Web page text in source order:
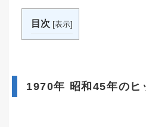
目次 [表示]
1970年 昭和45年のヒ